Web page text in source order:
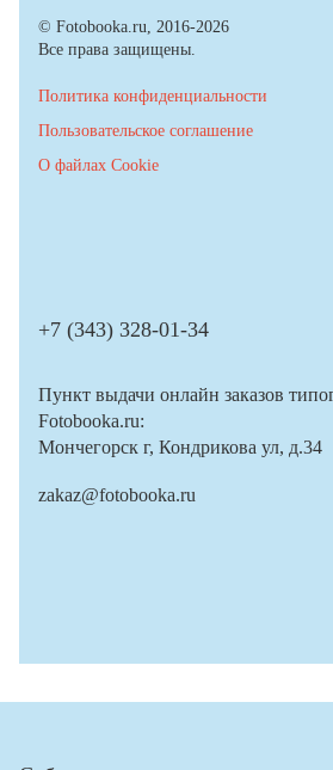
© Fotobooka.ru, 2016-2026
Все права защищены.
Политика конфиденциальности
Пользовательское соглашение
О файлах Cookie
+7 (343) 328-01-34
Пункт выдачи онлайн заказов
Fotobooka.ru:
Мончегорск г, Кондрикова ул, д.34
zakaz@fotobooka.ru